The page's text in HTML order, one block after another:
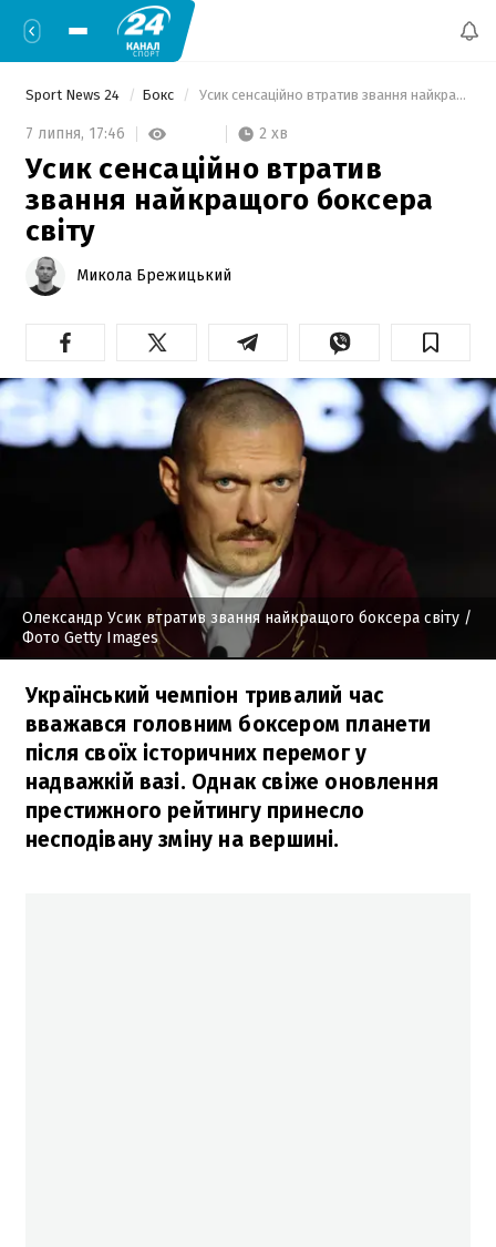
Sport News 24 Бокс Усик сенсаційно втратив звання найкращого боксера світу
7 липня, 17:46 2 хв
Усик сенсаційно втратив
звання найкращого боксера
світу
Микола Брежицький
Олександр Усик втратив звання найкращого боксера світу /
Фото Getty Images
Український чемпіон тривалий час
вважався головним боксером планети
після своїх історичних перемог у
надважкій вазі. Однак свіже оновлення
престижного рейтингу принесло
несподівану зміну на вершині.